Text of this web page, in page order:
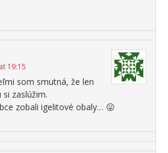
19:15
som smutná, že len
si zaslúžim.
zobali igelitové obaly… 😛